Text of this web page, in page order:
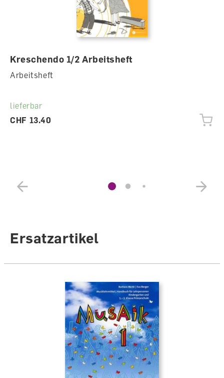
Kreschendo 1/2 Arbeitsheft
Arbeitsheft
lieferbar
CHF 13.40
Ersatzartikel